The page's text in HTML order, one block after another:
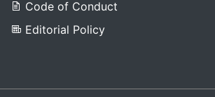
Code of Conduct
Editorial Policy